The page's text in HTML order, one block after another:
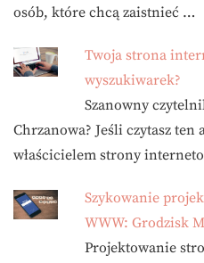
osób, które chcą zaistnieć …
Twoja strona
wyszukiwarek?
Szanowny
Chrzanowa? Jeśli czytasz ten
właścicielem strony
Szykowanie
WWW: Grodzisk
Projektowanie